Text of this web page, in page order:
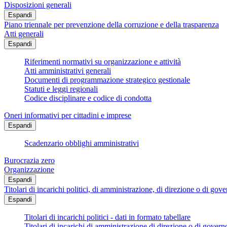
Disposizioni generali
Espandi
Piano triennale per prevenzione della corruzione e della trasparenza
Atti generali
Espandi
Riferimenti normativi su organizzazione e attività
Atti amministrativi generali
Documenti di programmazione strategico gestionale
Statuti e leggi regionali
Codice disciplinare e codice di condotta
Oneri informativi per cittadini e imprese
Espandi
Scadenzario obblighi amministrativi
Burocrazia zero
Organizzazione
Espandi
Titolari di incarichi politici, di amministrazione, di direzione o di
Espandi
Titolari di incarichi politici - dati in formato tabellare